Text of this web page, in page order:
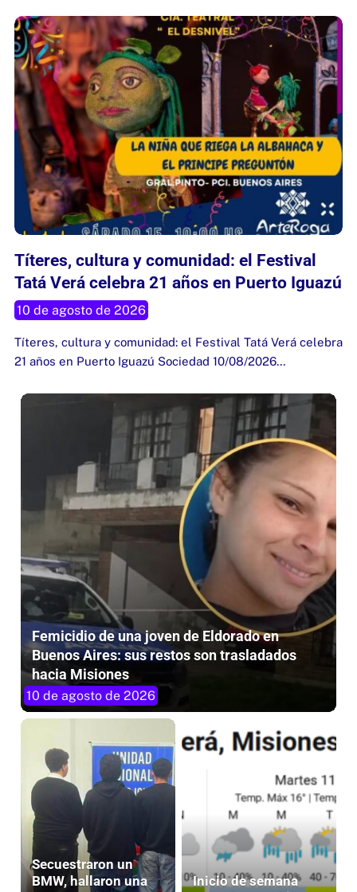
Títeres, cultura y comunidad: el Festival
Tatá Verá celebra 21 años en Puerto Iguazú
10 de agosto de 2026
Títeres, cultura y comunidad: el Festival Tatá Verá celebra
21 años en Puerto Iguazú Sociedad 10/08/2026…
Femicidio de una joven de Eldorado en
Buenos Aires: sus restos son trasladados
hacia Misiones
10 de agosto de 2026
Secuestraron un
BMW, hallaron una
moto abandonada y
Inicio de semana
fresco en Oberá, con